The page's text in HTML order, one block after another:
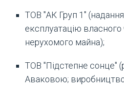
ТОВ "АК Груп 1"
експлуатацію
нерухомого майна);
ТОВ "Підстепне сонце"
Аваковою; виробництво